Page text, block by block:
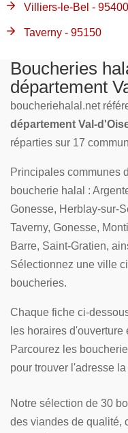
Villiers-le-Bel - 95400
Taverny - 95150
Boucheries
département
boucheriehalal.net
département Val-
réparties sur 17
Principales communes
boucherie halal :
Gonesse, Herblay-sur-
Taverny, Gonesse,
Barre, Saint-Gratien,
Sélectionnez une ville
boucheries.
Chaque fiche ci-
les horaires
Parcourez les
pour trouver l'adresse
Notre sélection de 30
des viandes de qualité,